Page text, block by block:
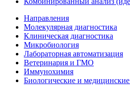
Направления
Молекулярная диагностика
Клиническая диагностика
Микробиология
Лабораторная автоматизация
Ветеринария и ГМО
Иммунохимия
Биологические и